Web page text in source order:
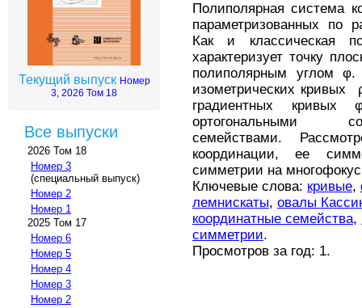
Текущий выпуск Номер
3, 2026 Том 18
Все выпуски
2026 Том 18
Номер 3
(специальный выпуск)
Номер 2
Номер 1
2025 Том 17
Номер 6
Номер 5
Номер 4
Номер 3
Номер 2
Полиполярная система
параметризованных по
Как и классическая
характеризует точку
полиполярным углом
изометрических кривых
градиентных
ортогональными
семействами.
координации, ее
симметрии на
Ключевые слова: кривые,
лемнискаты, овалы
координатные семейства,
симметрии.
Просмотров за год: 1.